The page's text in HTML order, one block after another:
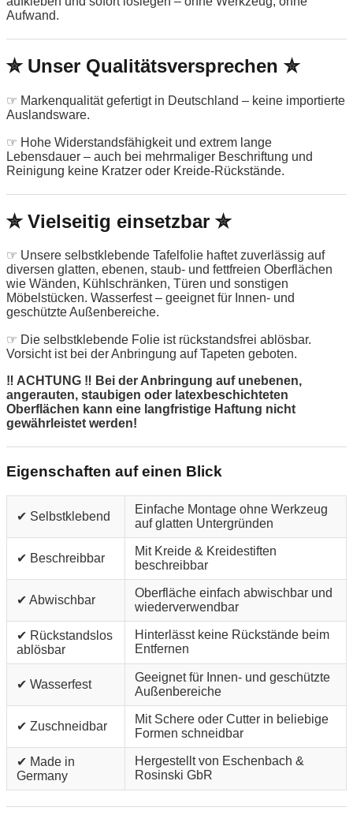
Aufwand.
✮ Unser Qualitätsversprechen ✮
☞ Markenqualität gefertigt in Deutschland – keine importierte
Auslandsware.
☞ Hohe Widerstandsfähigkeit und extrem lange
Lebensdauer – auch bei mehrmaliger Beschriftung und
Reinigung keine Kratzer oder Kreide-Rückstände.
✮ Vielseitig einsetzbar ✮
☞ Unsere selbstklebende Tafelfolie haftet zuverlässig auf
diversen glatten, ebenen, staub- und fettfreien Oberflächen
wie Wänden, Kühlschränken, Türen und sonstigen
Möbelstücken. Wasserfest – geeignet für Innen- und
geschützte Außenbereiche.
☞ Die selbstklebende Folie ist rückstandsfrei ablösbar.
Vorsicht ist bei der Anbringung auf Tapeten geboten.
‼ ACHTUNG ‼ Bei der Anbringung auf unebenen,
angerauten, staubigen oder latexbeschichteten
Oberflächen kann eine langfristige Haftung nicht
gewährleistet werden!
Eigenschaften auf einen Blick
✔ Selbstklebend
Einfache Montage ohne Werkzeug
auf glatten Untergründen
✔ Beschreibbar
Mit Kreide & Kreidestiften
beschreibbar
✔ Abwischbar
Oberfläche einfach abwischbar und
wiederverwendbar
✔ Rückstandslos
ablösbar
Hinterlässt keine Rückstände beim
Entfernen
✔ Wasserfest
Geeignet für Innen- und geschützte
Außenbereiche
✔ Zuschneidbar
Mit Schere oder Cutter in beliebige
Formen schneidbar
✔ Made in
Germany
Hergestellt von Eschenbach &
Rosinski GbR